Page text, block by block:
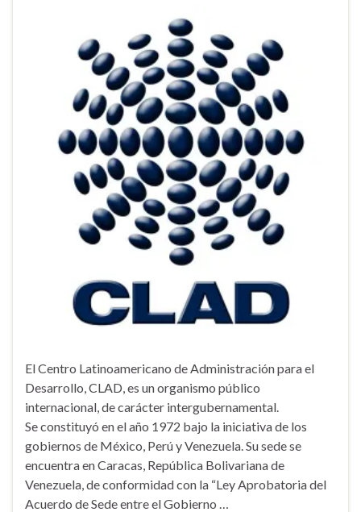
El Centro Latinoamericano de Administración para el
Desarrollo, CLAD, es un organismo público
internacional, de carácter intergubernamental.
Se constituyó en el año 1972 bajo la iniciativa de los
gobiernos de México, Perú y Venezuela. Su sede se
encuentra en Caracas, República Bolivariana de
Venezuela, de conformidad con la “Ley Aprobatoria del
Acuerdo de Sede entre el Gobierno …